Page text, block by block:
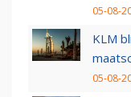
05-08-
KLM
05-08-